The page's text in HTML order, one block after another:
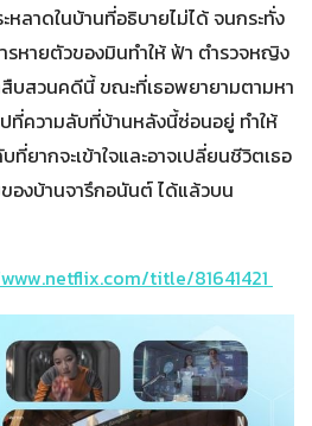
ลาดในบ้านที่อธิบายไม่ได้ จนกระทั่ง
หายตัวของมินทำให้ ฟ้า ตำรวจหญิง
บสวนคดีนี้ ขณะที่เธอพยายามตามหา
ที่ความลับที่บ้านหลังนี้ซ่อนอยู่ ทำให้
ากจะเข้าใจและอาจเปลี่ยนชีวิตเธอ
องบ้านจารึกอนันต์ ได้แล้วบน
title/81641421